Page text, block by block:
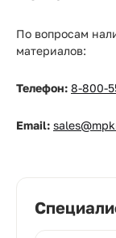
По вопросам
материалов:
Телефон: 8-800-
Email: